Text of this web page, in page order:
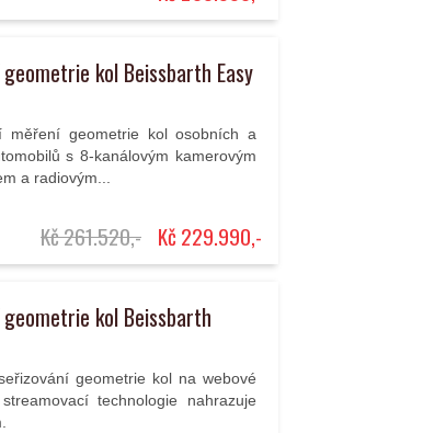
kol Beissbarth Easy
měření geometrie kol osobních a
s 8-kanálovým kamerovým
a radiovým...
Kč 261.520,- Kč 229.990,-
kol Beissbarth
geometrie kol na webové
technologie nahrazuje